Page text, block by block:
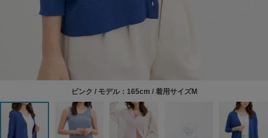
ピンク / モデル：165cm / 着用サイズM